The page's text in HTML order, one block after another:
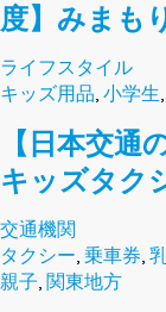
度】みまも
ライフスタイル
キッズ用品, 小学生,
【日本交通
キッズタク
交通機関
タクシー, 乗車券,
親子, 関東地方